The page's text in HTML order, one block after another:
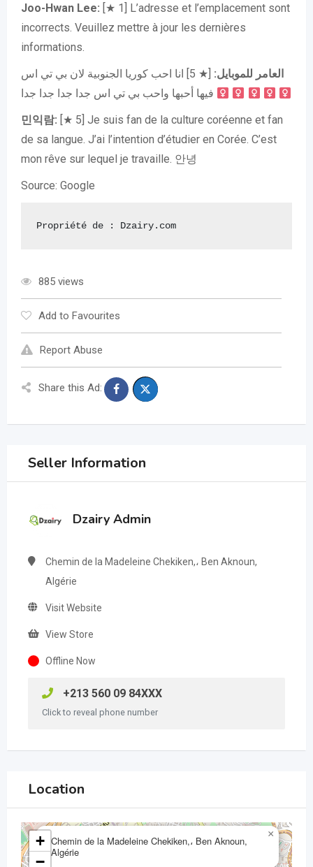
Joo-Hwan Lee: [★ 1] L’adresse et l’emplacement sont
incorrects. Veuillez mettre à jour les dernières
informations.
العامر للموبايل:
[★ 5] انا احب كوريا الجنوبية لان بي تي اس
민익람: [★ 5] Je suis fan de la culture coréenne et fan
de sa langue. J’ai l’intention d’étudier en Corée. C’est
mon rêve sur lequel je travaille. 안녕
Source: Google
Propriété de : Dzairy.com
885 views
Add to Favourites
Report Abuse
Share this Ad:
Seller Information
Dzairy Admin
Chemin de la Madeleine Chekiken,، Ben Aknoun,
Algérie
Visit Website
View Store
Offline Now
+213 560 09 84XXX
Click to reveal phone number
Location
Chemin de la Madeleine Chekiken,، Ben Aknoun,
Algérie
×
+
−